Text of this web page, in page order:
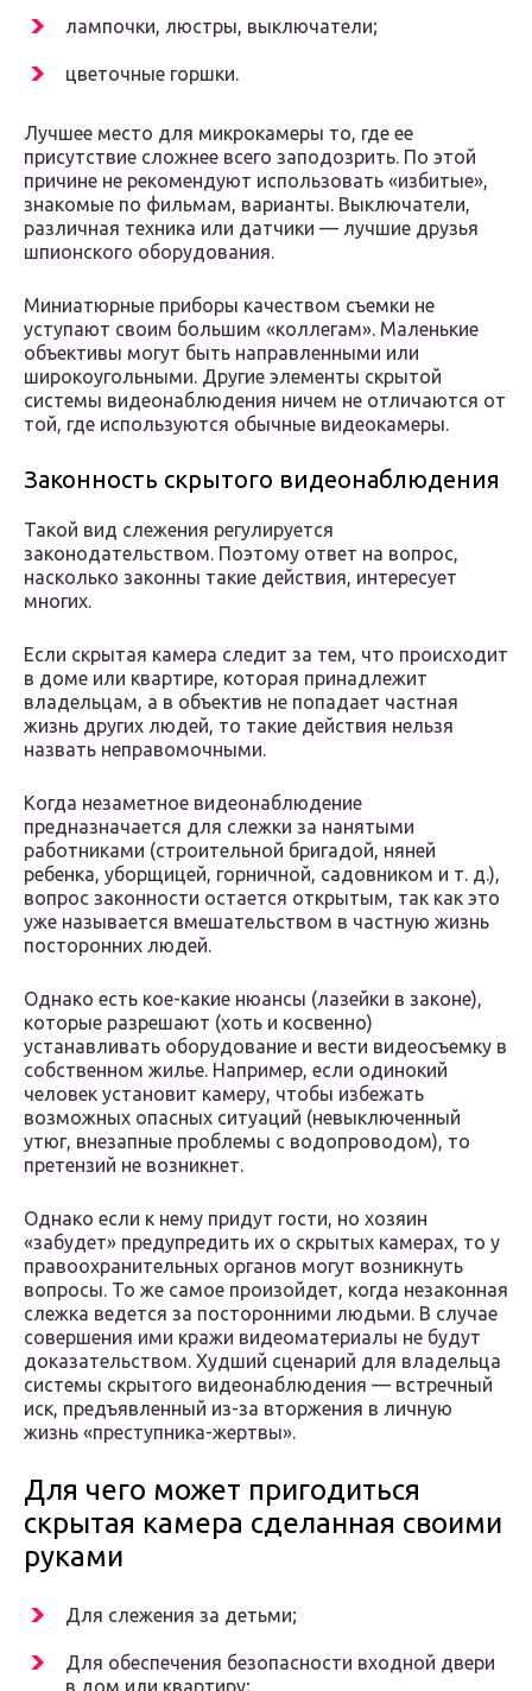
лампочки, люстры, выключатели;
цветочные горшки.
Лучшее место для микрокамеры то, где ее
присутствие сложнее всего заподозрить. По этой
причине не рекомендуют использовать «избитые»,
знакомые по фильмам, варианты. Выключатели,
различная техника или датчики — лучшие друзья
шпионского оборудования.
Миниатюрные приборы качеством съемки не
уступают своим большим «коллегам». Маленькие
объективы могут быть направленными или
широкоугольными. Другие элементы скрытой
системы видеонаблюдения ничем не отличаются от
той, где используются обычные видеокамеры.
Законность скрытого видеонаблюдения
Такой вид слежения регулируется
законодательством. Поэтому ответ на вопрос,
насколько законны такие действия, интересует
многих.
Если скрытая камера следит за тем, что происходит
в доме или квартире, которая принадлежит
владельцам, а в объектив не попадает частная
жизнь других людей, то такие действия нельзя
назвать неправомочными.
Когда незаметное видеонаблюдение
предназначается для слежки за нанятыми
работниками (строительной бригадой, няней
ребенка, уборщицей, горничной, садовником и т. д.),
вопрос законности остается открытым, так как это
уже называется вмешательством в частную жизнь
посторонних людей.
Однако есть кое-какие нюансы (лазейки в законе),
которые разрешают (хоть и косвенно)
устанавливать оборудование и вести видеосъемку в
собственном жилье. Например, если одинокий
человек установит камеру, чтобы избежать
возможных опасных ситуаций (невыключенный
утюг, внезапные проблемы с водопроводом), то
претензий не возникнет.
Однако если к нему придут гости, но хозяин
«забудет» предупредить их о скрытых камерах, то у
правоохранительных органов могут возникнуть
вопросы. То же самое произойдет, когда незаконная
слежка ведется за посторонними людьми. В случае
совершения ими кражи видеоматериалы не будут
доказательством. Худший сценарий для владельца
системы скрытого видеонаблюдения — встречный
иск, предъявленный из-за вторжения в личную
жизнь «преступника-жертвы».
Для чего может пригодиться
скрытая камера сделанная своими
руками
Для слежения за детьми;
Для обеспечения безопасности входной двери
в дом или квартиру;